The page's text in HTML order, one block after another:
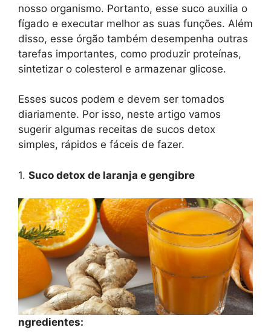
nosso organismo. Portanto, esse suco auxilia o
fígado e executar melhor as suas funções. Além
disso, esse órgão também desempenha outras
tarefas importantes, como produzir proteínas,
sintetizar o colesterol e armazenar glicose.
Esses sucos podem e devem ser tomados
diariamente. Por isso, neste artigo vamos
sugerir algumas receitas de sucos detox
simples, rápidos e fáceis de fazer.
1. Suco detox de laranja e gengibre
ngredientes: